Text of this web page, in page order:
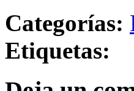
Categorías:
Etiquetas: